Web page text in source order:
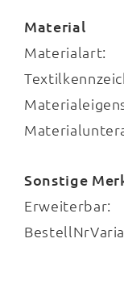
Sie profitieren
an attraktiven
zwischen16
Highlights
sind
Mehrpreis
können Sie
manuellen
Material
Materialart:
Sonstige
Erweiterbar: